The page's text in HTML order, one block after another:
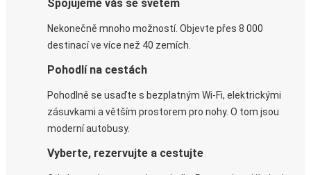
Spojujeme vás se světem
Nekonečně mnoho možností. Objevte přes 8 000
destinací ve více než 40 zemích.
Pohodlí na cestách
Pohodlně se usaďte s bezplatným Wi-Fi, elektrickými
zásuvkami a větším prostorem pro nohy. O tom jsou
moderní autobusy.
Vyberte, rezervujte a cestujte